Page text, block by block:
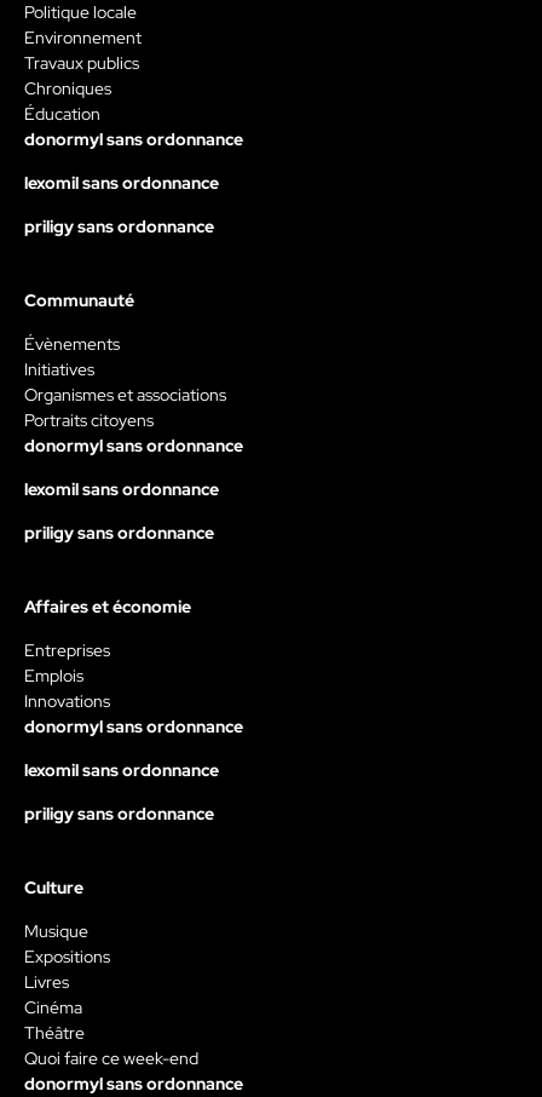
Politique locale
Environnement
Travaux publics
Chroniques
Éducation
donormyl sans ordonnance
lexomil sans ordonnance
priligy sans ordonnance
Communauté
Évènements
Initiatives
Organismes et associations
Portraits citoyens
donormyl sans ordonnance
lexomil sans ordonnance
priligy sans ordonnance
Affaires et économie
Entreprises
Emplois
Innovations
donormyl sans ordonnance
lexomil sans ordonnance
priligy sans ordonnance
Culture
Musique
Expositions
Livres
Cinéma
Théâtre
Quoi faire ce week-end
donormyl sans ordonnance